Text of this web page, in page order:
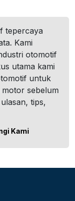
tepercaya
Kami
otomotif
utama kami
untuk
sebelum
tips,
Kami